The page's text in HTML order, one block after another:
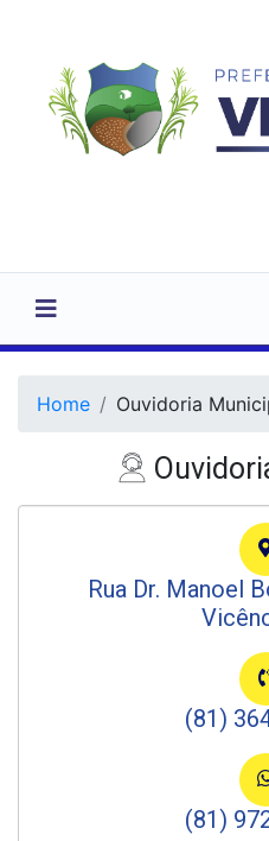
Home Ouvidoria
Rua Dr. Manoel
(81)
(81)